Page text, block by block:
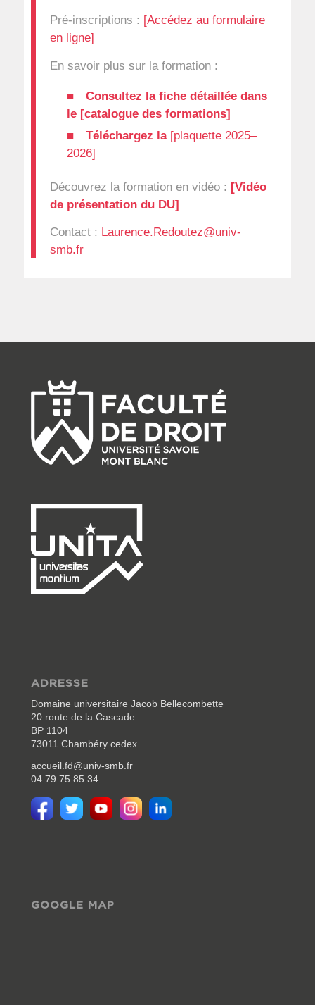
Pré-inscriptions : [Accédez au formulaire
en ligne]
En savoir plus sur la formation :
Consultez la fiche détaillée dans
le [catalogue des formations]
Téléchargez la [plaquette 2025–
2026]
Découvrez la formation en vidéo : [Vidéo
de présentation du DU]
Contact : Laurence.Redoutez@univ-
smb.fr
ADRESSE
Domaine universitaire Jacob Bellecombette
20 route de la Cascade
BP 1104
73011 Chambéry cedex
accueil.fd@univ-smb.fr
04 79 75 85 34
GOOGLE MAP